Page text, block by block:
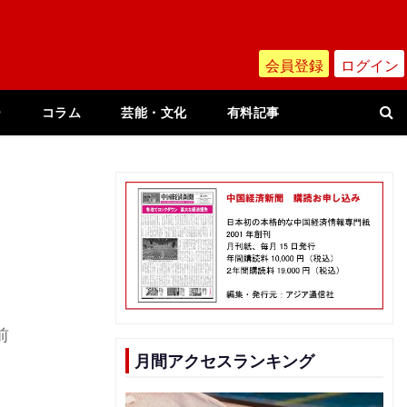
会員登録 ログイン
コラム 芸能・文化 有料記事
月間アクセスランキング